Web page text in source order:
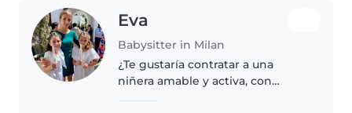
Eva
Babysitter in Milan
¿Te gustaría contratar a una
niñera amable y activa, con